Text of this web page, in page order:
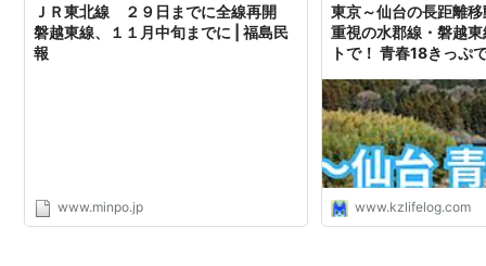
三春駅 みはる
舞木駅
ＪＲ東北線 ２９日までに全線再開
磐越東線、１１月中旬までに | 福島民
報
www.minpo.jp
東京～仙台の長距離
重視の水郡線・磐越
トで！ 青春18きっぷ
www.kzlifelog.com